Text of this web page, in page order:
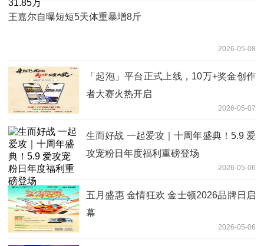
王嘉尔自曝短短5天体重暴增8斤
2026-05-08
「起泡」平台正式上线，10万+奖金创作
者大赛火热开启
2026-05-07
生而好战 一起爱攻｜十周年盛典！5.9 爱
攻宠粉日年度福利重磅登场
2026-05-06
五月盛惠 金情狂欢 金士顿2026品牌日启
幕
2026-05-06